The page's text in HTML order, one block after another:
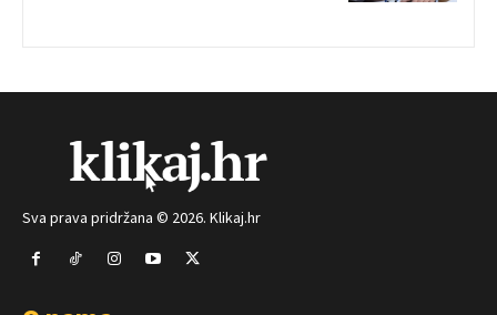
Sva prava pridržana © 2026. Klikaj.hr